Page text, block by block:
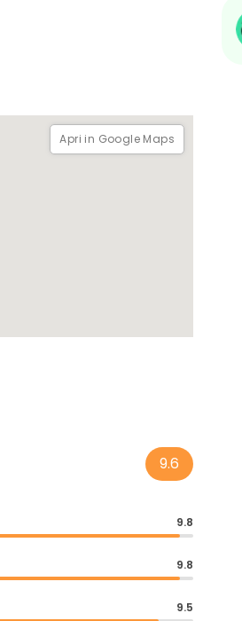
Apri in Google Maps
9.6
9.8
9.8
9.5